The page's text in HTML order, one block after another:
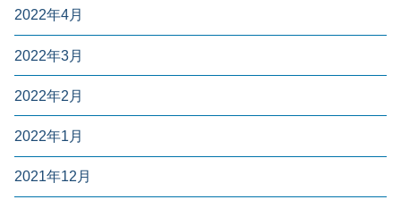
2022年4月
2022年3月
2022年2月
2022年1月
2021年12月